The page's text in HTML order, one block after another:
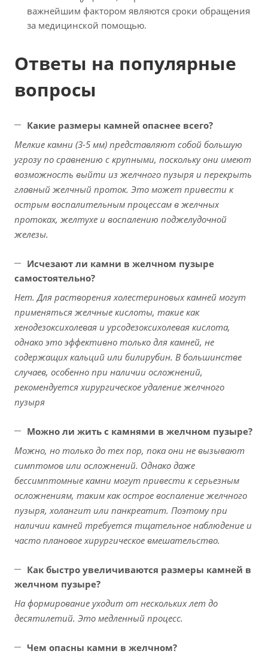
важнейшим фактором являются сроки обращения
за медицинской помощью.
Ответы на популярные
вопросы
Какие размеры камней опаснее всего?
Мелкие камни (3-5 мм) представляют собой большую
угрозу по сравнению с крупными, поскольку они имеют
возможность выйти из желчного пузыря и перекрыть
главный желчный проток. Это может привести к
острым воспалительным процессам в желчных
протоках, желтухе и воспалению поджелудочной
железы.
Исчезают ли камни в желчном пузыре
самостоятельно?
Нет. Для растворения холестериновых камней могут
применяться желчные кислоты, такие как
хенодезоксихолевая и урсодезоксихолевая кислота,
однако это эффективно только для камней, не
содержащих кальций или билирубин. В большинстве
случаев, особенно при наличии осложнений,
рекомендуется хирургическое удаление желчного
пузыря
Можно ли жить с камнями в желчном пузыре?
Можно, но только до тех пор, пока они не вызывают
симптомов или осложнений. Однако даже
бессимптомные камни могут привести к серьезным
осложнениям, таким как острое воспаление желчного
пузыря, холангит или панкреатит. Поэтому при
наличии камней требуется тщательное наблюдение и
часто плановое хирургическое вмешательство.
Как быстро увеличиваются размеры камней в
желчном пузыре?
На формирование уходит от нескольких лет до
десятилетий. Это медленный процесс.
Чем опасны камни в желчном?